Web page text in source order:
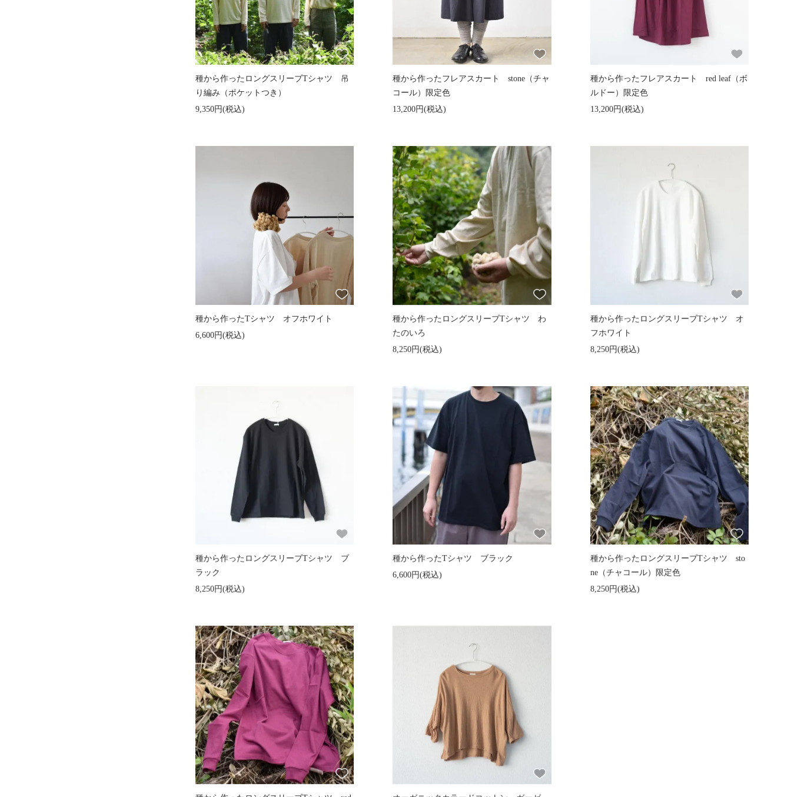
種から作ったロングスリーブTシャツ 吊
り編み（ポケットつき）
9,350円(税込)
種から作ったフレアスカート stone（チャ
コール）限定色
13,200円(税込)
種から作ったフレアスカート red leaf（ボ
ルドー）限定色
13,200円(税込)
種から作ったTシャツ オフホワイト
6,600円(税込)
種から作ったロングスリーブTシャツ わ
たのいろ
8,250円(税込)
種から作ったロングスリーブTシャツ オ
フホワイト
8,250円(税込)
種から作ったロングスリーブTシャツ ブ
ラック
8,250円(税込)
種から作ったTシャツ ブラック
6,600円(税込)
種から作ったロングスリーブTシャツ sto
ne（チャコール）限定色
8,250円(税込)